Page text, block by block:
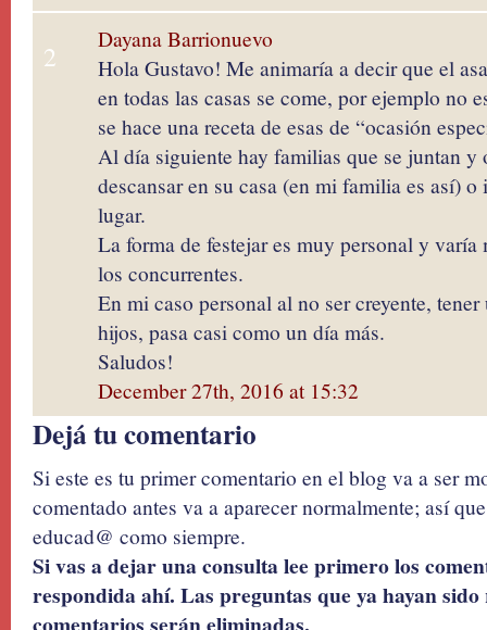
2
Dayana Barrionuevo
Hola Gustavo! Me animaría a decir que el
en todas las casas se come, por ejemplo no
se hace una receta de esas de “ocasión
Al día siguiente hay familias que se juntan y
descansar en su casa (en mi familia es así)
lugar.
La forma de festejar es muy personal y
los concurrentes.
En mi caso personal al no ser creyente,
hijos, pasa casi como un día más.
Saludos!
December 27th, 2016 at 15:32
Dejá tu comentario
Si este es tu primer comentario en el blog va a ser
comentado antes va a aparecer normalmente; así
educad@ como siempre.
Si vas a dejar una consulta lee primero los
respondida ahí. Las preguntas que ya hayan